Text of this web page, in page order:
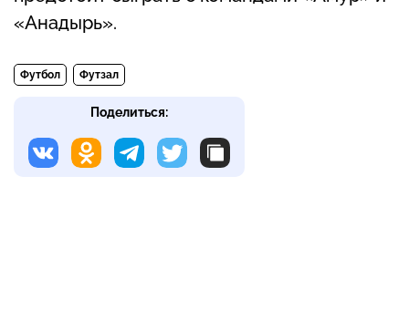
«Анадырь».
Футбол Футзал
Поделиться: